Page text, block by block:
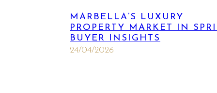
MARBELLA’S LUXURY
PROPERTY MARKET IN
BUYER INSIGHTS
24/04/2026